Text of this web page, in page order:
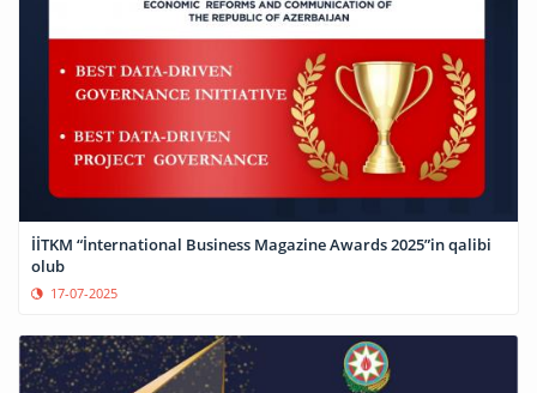
İİTKM “İnternational Business Magazine Awards 2025”in qalibi
olub
17-07-2025